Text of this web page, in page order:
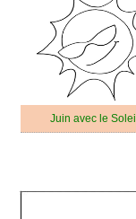
Juin avec le Soleil